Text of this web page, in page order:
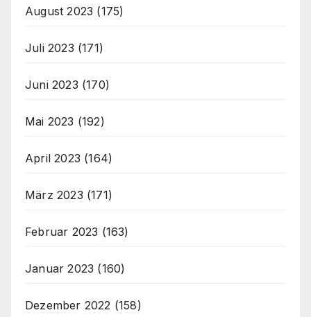
August 2023 (175)
Juli 2023 (171)
Juni 2023 (170)
Mai 2023 (192)
April 2023 (164)
März 2023 (171)
Februar 2023 (163)
Januar 2023 (160)
Dezember 2022 (158)